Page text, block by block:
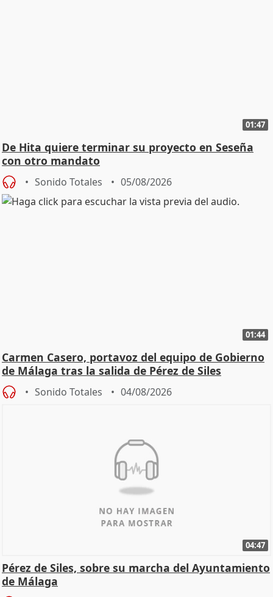
01:47
De Hita quiere terminar su proyecto en Seseña
con otro mandato
Sonido Totales 05/08/2026
01:44
Carmen Casero, portavoz del equipo de Gobierno
de Málaga tras la salida de Pérez de Siles
Sonido Totales 04/08/2026
04:47
Pérez de Siles, sobre su marcha del Ayuntamiento
de Málaga